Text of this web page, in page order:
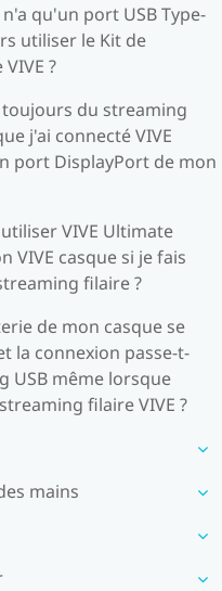
qu'un port USB Type-
utiliser le Kit de
?
du streaming
j'ai connecté VIVE
port DisplayPort de mon
VIVE Ultimate
VIVE casque si je fais
filaire ?
de mon casque se
la connexion passe-t-
USB même lorsque
filaire VIVE ?
mains